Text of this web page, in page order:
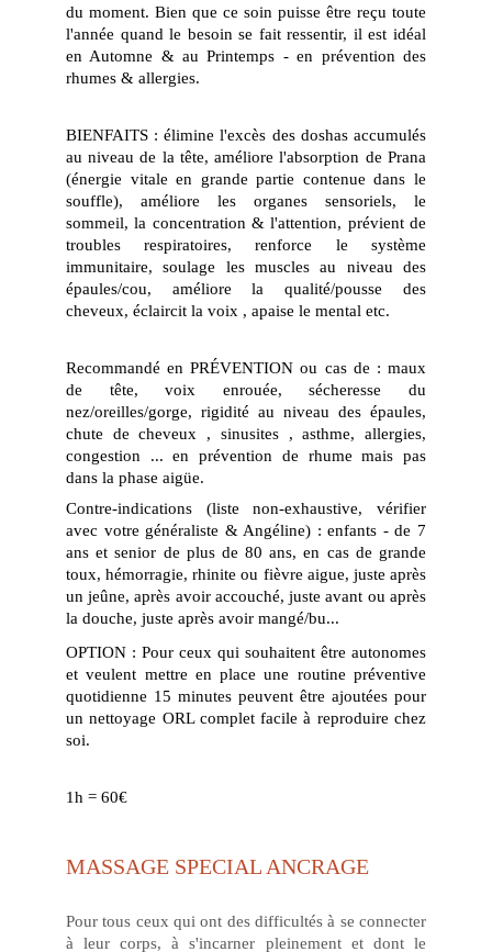
du moment. Bien que ce soin puisse être reçu toute
l'année quand le besoin se fait ressentir, il est idéal
en Automne & au Printemps - en prévention des
rhumes & allergies.
​BIENFAITS : élimine l'excès des doshas accumulés
au niveau de la tête, améliore l'absorption de Prana
(énergie vitale en grande partie contenue dans le
souffle), améliore les organes sensoriels, le
sommeil, la concentration & l'attention, prévient de
troubles respiratoires, renforce le système
immunitaire, soulage les muscles au niveau des
épaules/cou, améliore la qualité/pousse des
cheveux, éclaircit la voix , apaise le mental etc.
​Recommandé en PRÉVENTION ou cas de : maux
de tête, voix enrouée, sécheresse du
nez/oreilles/gorge, rigidité au niveau des épaules,
chute de cheveux , sinusites , asthme, allergies,
congestion ... en prévention de rhume mais pas
dans la phase aigüe.
Contre-indications (liste non-exhaustive, vérifier
avec votre généraliste & Angéline) : enfants - de 7
ans et senior de plus de 80 ans, en cas de grande
toux, hémorragie, rhinite ou fièvre aigue, juste après
un jeûne, après avoir accouché, juste avant ou après
la douche, juste après avoir mangé/bu...
OPTION : Pour ceux qui souhaitent être autonomes
et veulent mettre en place une routine préventive
quotidienne 15 minutes peuvent être ajoutées pour
un nettoyage ORL complet facile à reproduire chez
soi.
1h = 60€
MASSAGE SPECIAL ANCRAGE
Pour tous ceux qui ont des difficultés à se connecter
à leur corps, à s'incarner pleinement et dont le